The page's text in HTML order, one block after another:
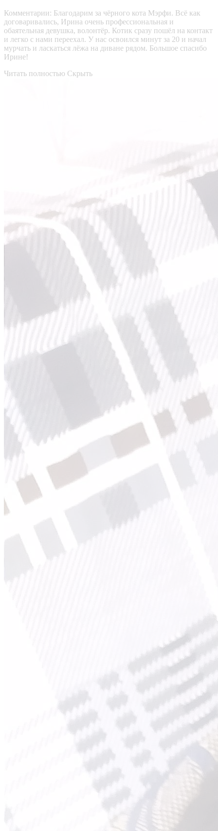
Комментарии: Благодарим за чёрного кота Мэрфи. Всё как
договаривались, Ирина очень профессиональная и
обаятельная девушка, волонтёр. Котик сразу пошёл на контакт
и легко с нами переехал. У нас освоился минут за 20 и начал
мурчать и ласкаться лёжа на диване рядом. Большое спасибо
Ирине!
Читать полностью Скрыть